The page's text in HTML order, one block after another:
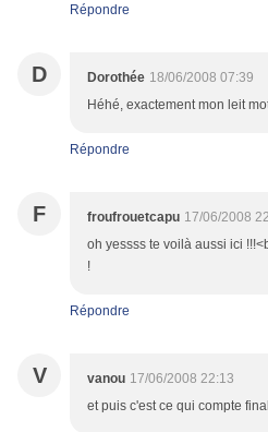
Répondre
D Dorothée 18/06/2008 07:39
Héhé, exactement mon leit
Répondre
F froufrouetcapu 17/06/2008
oh yessss te voilà aussi ici
!
Répondre
V vanou 17/06/2008 22:13
et puis c'est ce qui compte